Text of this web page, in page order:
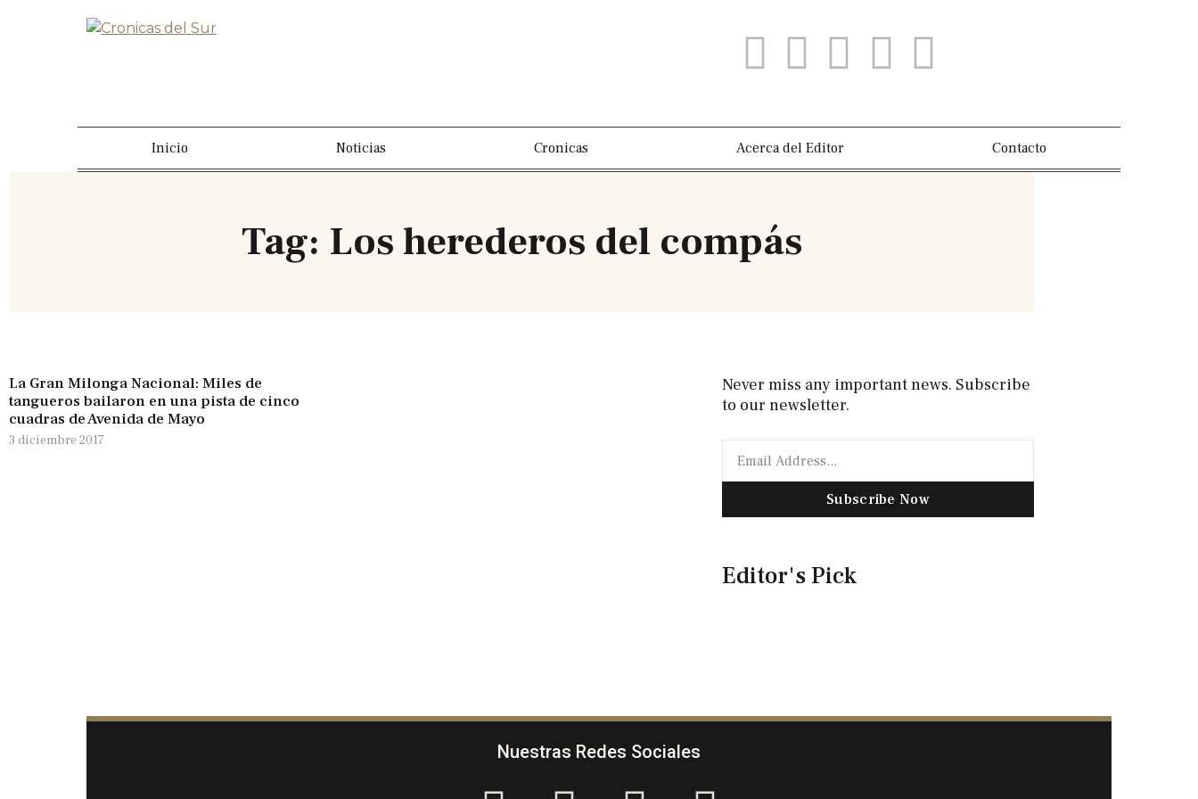
Inicio Noticias Cronicas Acerca del Editor Contacto
Tag: Los herederos del compás
La Gran Milonga Nacional: Miles de
tangueros bailaron en una pista de cinco
cuadras de Avenida de Mayo
3 diciembre 2017
Never miss any important news. Subscribe
to our newsletter.
Subscribe Now
Editor's Pick
Nuestras Redes Sociales